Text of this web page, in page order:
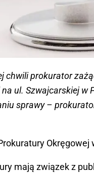
chwili prokurator
ul. Szwajcarskiej w
sprawy –
mają związek z